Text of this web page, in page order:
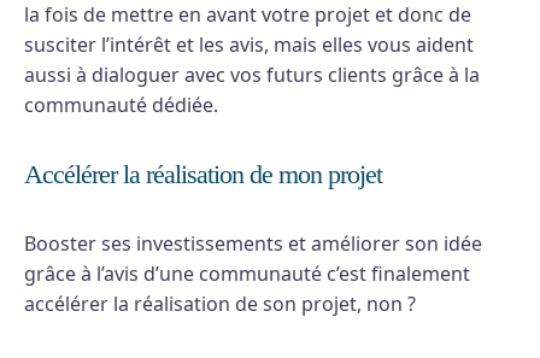
la fois de mettre en avant votre projet et donc de
susciter l’intérêt et les avis, mais elles vous aident
aussi à dialoguer avec vos futurs clients grâce à la
communauté dédiée.
Accélérer la réalisation de mon projet
Booster ses investissements et améliorer son idée
grâce à l’avis d’une communauté c’est finalement
accélérer la réalisation de son projet, non ?